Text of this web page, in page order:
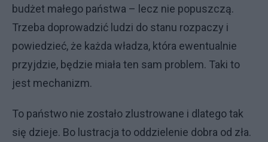
budżet małego państwa – lecz nie popuszczą.
Trzeba doprowadzić ludzi do stanu rozpaczy i
powiedzieć, że każda władza, która ewentualnie
przyjdzie, będzie miała ten sam problem. Taki to
jest mechanizm.
To państwo nie zostało zlustrowane i dlatego tak
się dzieje. Bo lustracja to oddzielenie dobra od zła.